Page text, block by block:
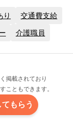
り 交通費支給
介護職員
掲載されており
こともできます。
もらう